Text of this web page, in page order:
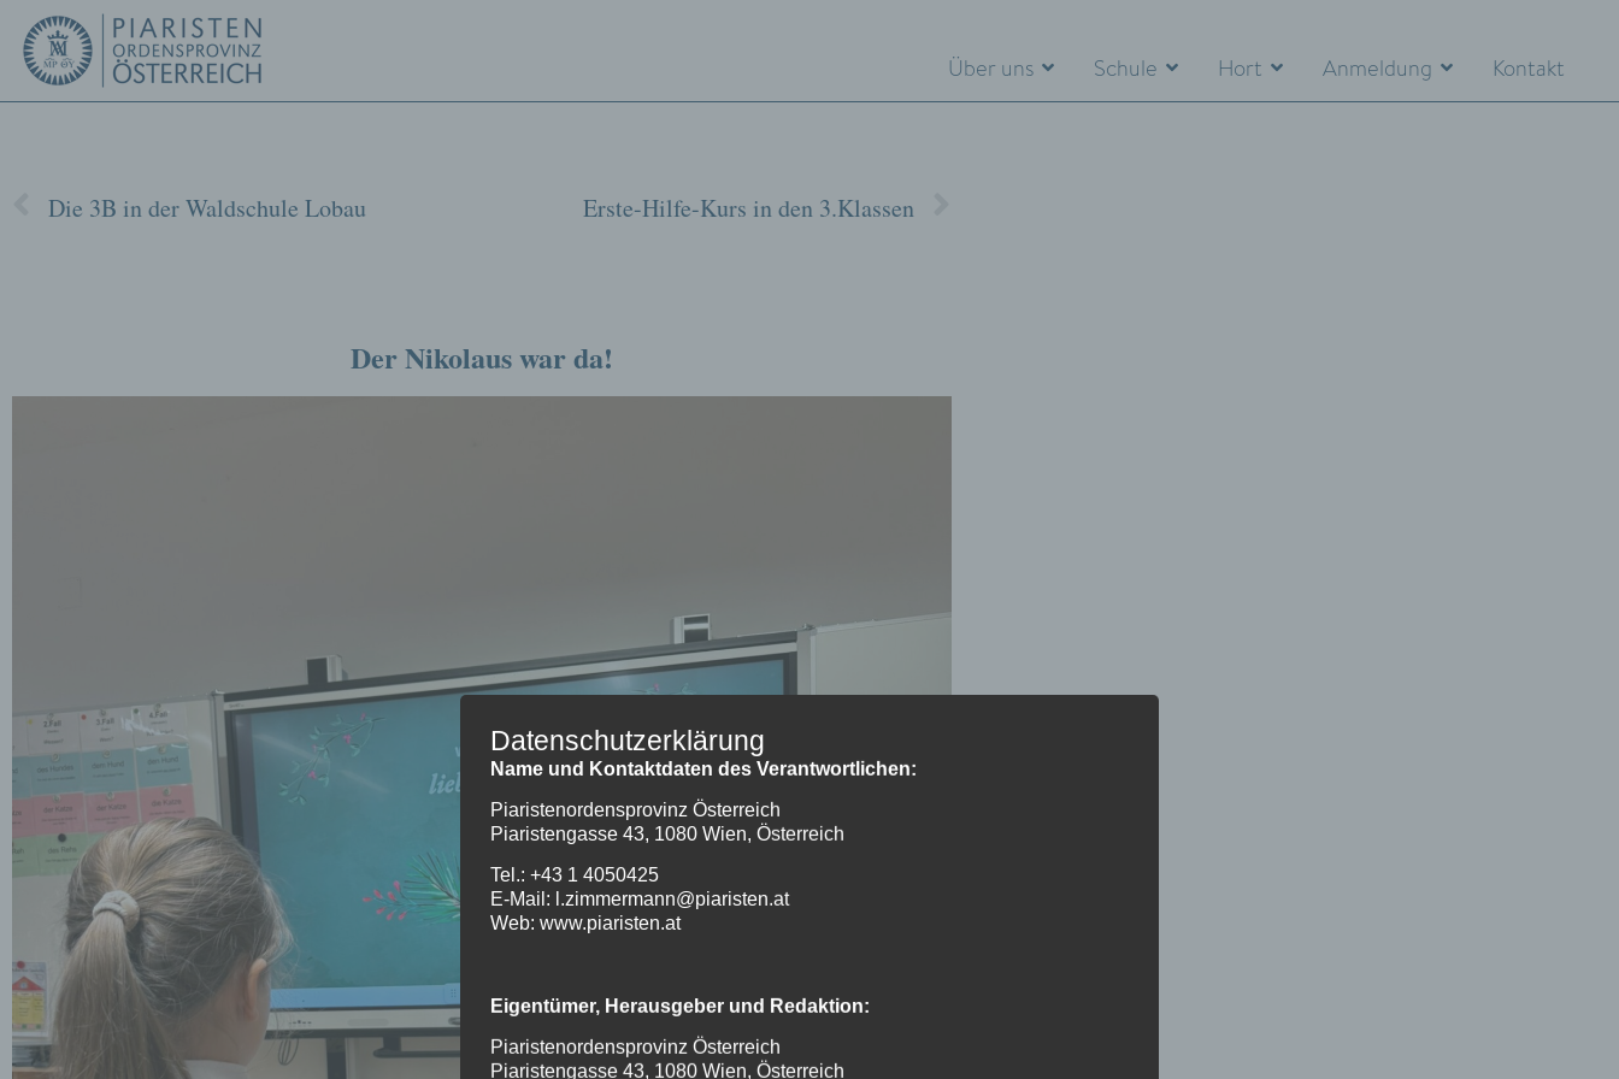
Über uns Schule Hort Anmeldung Kontakt
Die 3B in der Waldschule Lobau Erste-Hilfe-Kurs in den 3.Klassen
Der Nikolaus war da!
Datenschutzerklärung
Name und Kontaktdaten des Verantwortlichen:
Piaristenordensprovinz Österreich
Piaristengasse 43, 1080 Wien, Österreich
Tel.: +43 1 4050425
E-Mail: l.zimmermann@piaristen.at
Web: www.piaristen.at
Eigentümer, Herausgeber und Redaktion:
Piaristenordensprovinz Österreich
Piaristengasse 43, 1080 Wien, Österreich